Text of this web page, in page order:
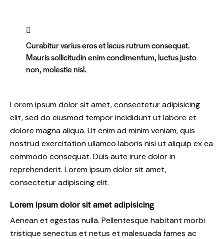
Curabitur varius eros et lacus rutrum consequat.
Mauris sollicitudin enim condimentum, luctus justo
non, molestie nisl.
Lorem ipsum dolor sit amet, consectetur adipisicing
elit, sed do eiusmod tempor incididunt ut labore et
dolore magna aliqua. Ut enim ad minim veniam, quis
nostrud exercitation ullamco laboris nisi ut aliquip ex ea
commodo consequat. Duis aute irure dolor in
reprehenderit. Lorem ipsum dolor sit amet,
consectetur adipiscing elit.
Lorem ipsum dolor sit amet adipisicing
Aenean et egestas nulla. Pellentesque habitant morbi
tristique senectus et netus et malesuada fames ac